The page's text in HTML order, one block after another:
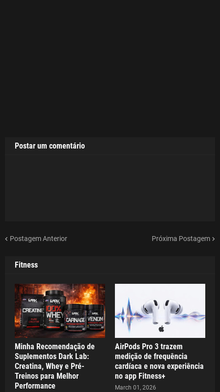
Postar um comentário
Postagem Anterior Próxima Postagem
Fitness
Minha Recomendação de
Suplementos Dark Lab:
Creatina, Whey e Pré-
Treinos para Melhor
Performance
AirPods Pro 3 trazem
medição de frequência
cardíaca e nova experiência
no app Fitness+
March 01, 2026